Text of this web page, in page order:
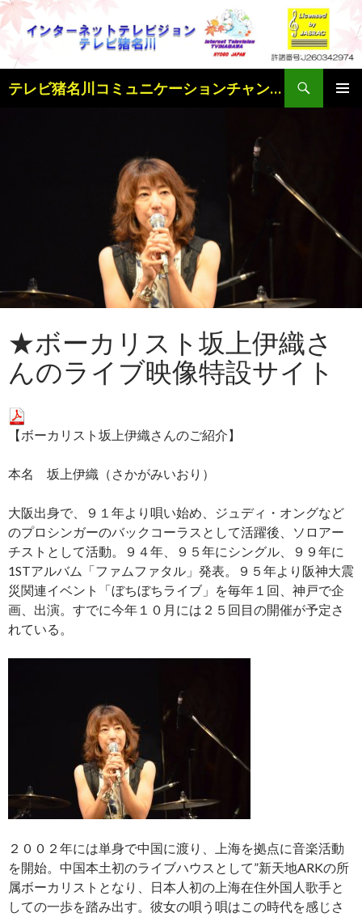
テレビ猪名川コミュニケーションチャンネル
索
★ボーカリスト坂上伊織さ
んのライブ映像特設サイト
【ボーカリスト坂上伊織さんのご紹介】
本名 坂上伊織（さかがみいおり）
大阪出身で、９１年より唄い始め、ジュディ・オングなど
のプロシンガーのバックコーラスとして活躍後、ソロアー
チストとして活動。９４年、９５年にシングル、９９年に
1STアルバム「ファムファタル」発表。９５年より阪神大震
災関連イベント「ぼちぼちライブ」を毎年１回、神戸で企
画、出演。すでに今年１０月には２５回目の開催が予定さ
れている。
２００２年には単身で中国に渡り、上海を拠点に音楽活動
を開始。中国本土初のライブハウスとして”新天地ARKの所
属ボーカリストとなり、日本人初の上海在住外国人歌手と
しての一歩を踏み出す。彼女の唄う唄はこの時代を感じさ